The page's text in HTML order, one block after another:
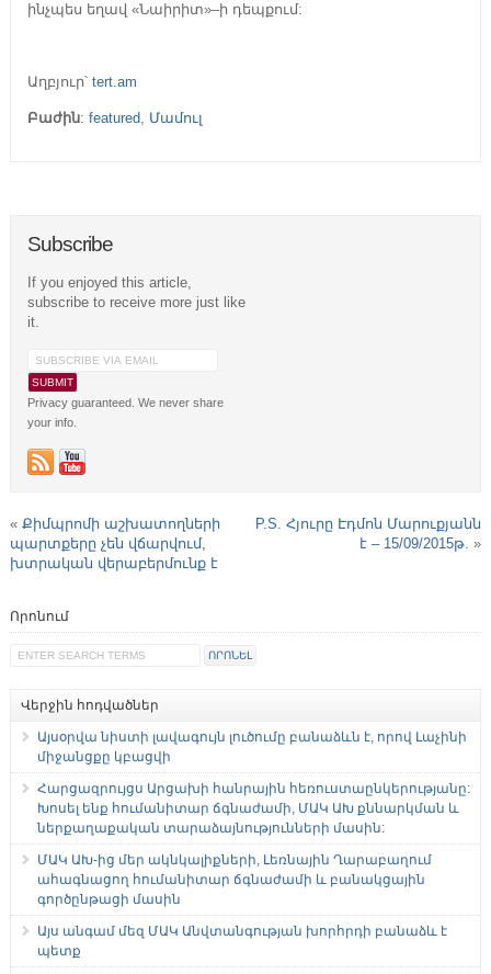
ինչպես եղավ «Նաիրիտ»–ի դեպքում:
Աղբյուր՝ tert.am
Բաժին: featured, Մամուլ
Subscribe
If you enjoyed this article,
subscribe to receive more just like
it.
Privacy guaranteed. We never share
your info.
« Քիմպրոմի աշխատողների
պարտքերը չեն վճարվում,
խտրական վերաբերմունք է
P.S. Հյուրը Էդմոն Մարուքյանն
է – 15/09/2015թ. »
Որոնում
Վերջին հոդվածներ
Այսօրվա նիստի լավագույն լուծումը բանաձևն է, որով Լաչինի
միջանցքը կբացվի
Հարցազրույցս Արցախի հանրային հեռուստաընկերությանը:
Խոսել ենք հումանիտար ճգնաժամի, ՄԱԿ ԱԽ քննարկման և
ներքաղաքական տարաձայնությունների մասին:
ՄԱԿ ԱԽ-ից մեր ակնկալիքների, Լեռնային Ղարաբաղում
ահագնացող հումանիտար ճգնաժամի և բանակցային
գործընթացի մասին
Այս անգամ մեզ ՄԱԿ Անվտանգության խորհրդի բանաձև է
պետք